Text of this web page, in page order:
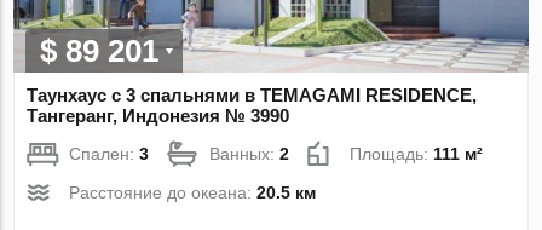
$ 89 201
Таунхаус с 3 спальнями в TEMAGAMI RESIDENCE,
Тангеранг, Индонезия № 3990
Спален:3 Ванных:2 Площадь: 111 м²
Расстояние до океана:20.5 км